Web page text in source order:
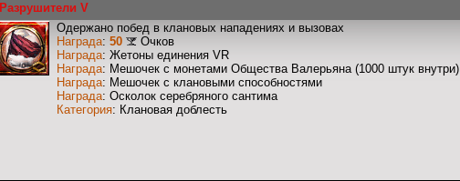
Разрушители V
Одержано побед в клановых нападениях и вызовах
Награда: 50
Очков
Награда: Жетоны единения VR
Награда: Мешочек с монетами Общества Валерьяна (1000 штук внутри)
Награда: Мешочек с клановыми способностями
Награда: Осколок серебряного сантима
Категория: Клановая доблесть